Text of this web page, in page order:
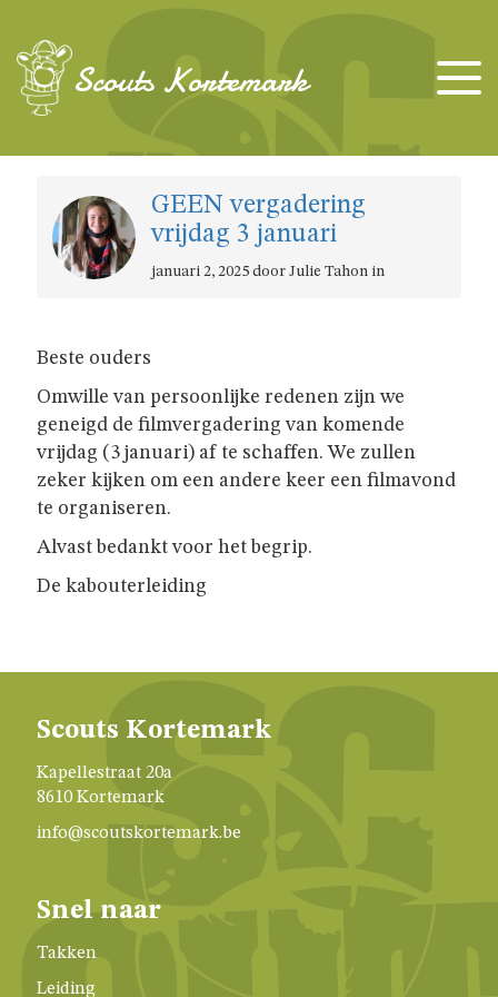
Scouts Kortemark
TAKKEN
KABOUTERS
WELPEN
JONGGIDSEN
JONGVERKENNERS
GIVERS
INSCHRIJVEN
LEIDING
ONZE
GEEN vergadering
vrijdag 3 januari
januari 2, 2025 door Julie Tahon in
Beste ouders
Omwille van persoonlijke redenen zijn we
geneigd de filmvergadering van komende
vrijdag (3 januari) af te schaffen. We zullen
zeker kijken om een andere keer een filmavond
te organiseren.
Alvast bedankt voor het begrip.
De kabouterleiding
Scouts Kortemark
Kapellestraat 20a
8610 Kortemark
info@scoutskortemark.be
Snel naar
Takken
Leiding